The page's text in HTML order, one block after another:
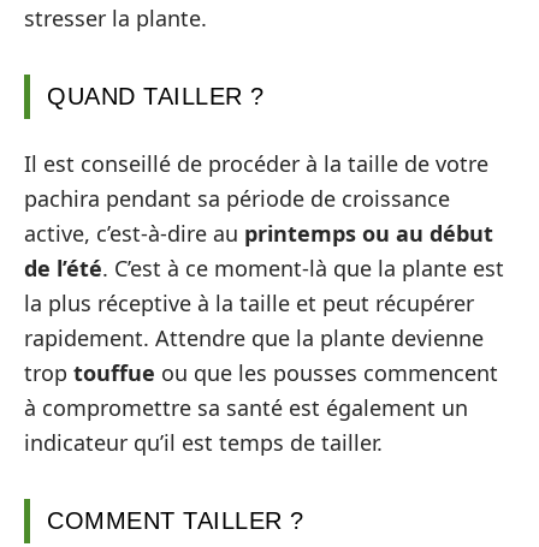
stresser la plante.
QUAND TAILLER ?
Il est conseillé de procéder à la taille de votre
pachira pendant sa période de croissance
active, c’est-à-dire au printemps ou au début
de l’été. C’est à ce moment-là que la plante est
la plus réceptive à la taille et peut récupérer
rapidement. Attendre que la plante devienne
trop touffue ou que les pousses commencent
à compromettre sa santé est également un
indicateur qu’il est temps de tailler.
COMMENT TAILLER ?